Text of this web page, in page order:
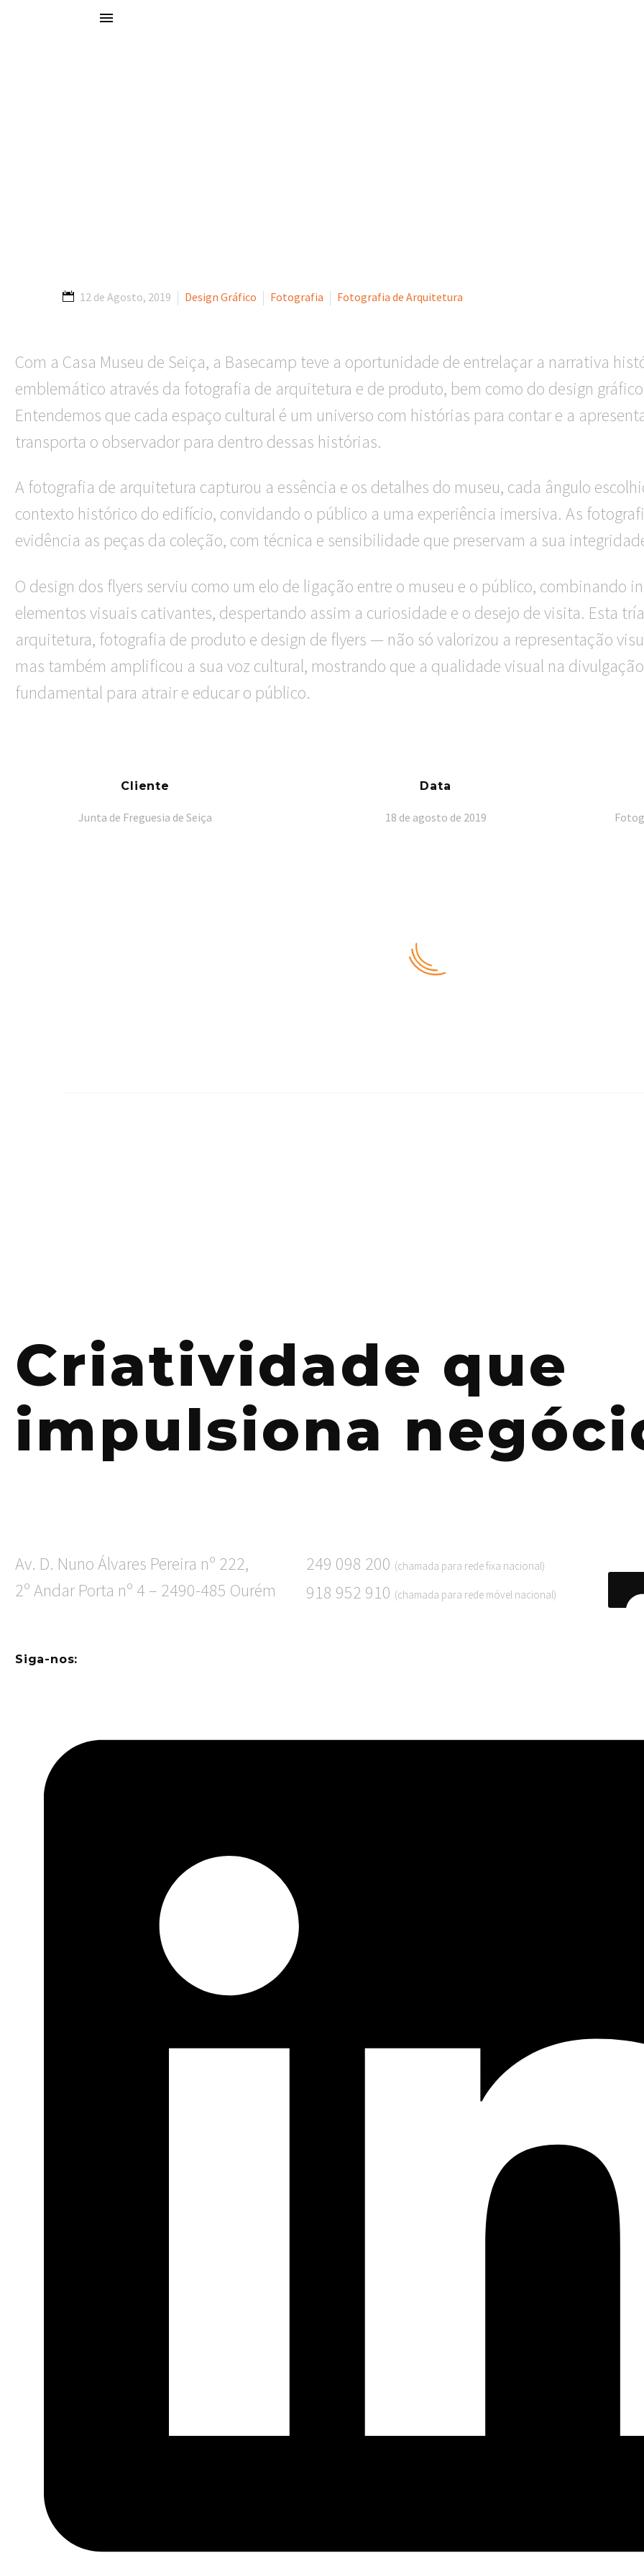
12 de Agosto, 2019 Design Gráfico Fotografia Fotografia de Arquitetura
Com a Casa Museu de Seiça, a Basecamp teve a oportunidade de entrelaçar a narrativa
emblemático através da fotografia de arquitetura e de produto, bem como do design
Entendemos que cada espaço cultural é um universo com histórias para contar e a
transporta o observador para dentro dessas histórias.
A fotografia de arquitetura capturou a essência e os detalhes do museu, cada ângulo
contexto histórico do edifício, convidando o público a uma experiência imersiva. As
evidência as peças da coleção, com técnica e sensibilidade que preservam a sua
O design dos flyers serviu como um elo de ligação entre o museu e o público, combinando
elementos visuais cativantes, despertando assim a curiosidade e o desejo de visita. Esta
arquitetura, fotografia de produto e design de flyers — não só valorizou a representação
mas também amplificou a sua voz cultural, mostrando que a qualidade visual na
fundamental para atrair e educar o público.
Cliente
Junta de Freguesia de Seiça
Data
18 de agosto de 2019
Criatividade que
impulsiona
Av. D. Nuno Álvares Pereira nº 222,
2º Andar Porta nº 4 – 2490-485 Ourém
249 098 200 (chamada para rede fixa nacional)
918 952 910 (chamada para rede móvel nacional)
Siga-nos: